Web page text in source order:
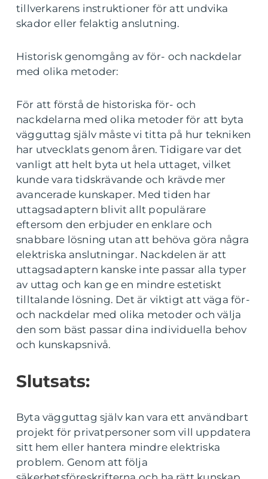
tillverkarens instruktioner för att undvika
skador eller felaktig anslutning.
Historisk genomgång av för- och nackdelar
med olika metoder:
För att förstå de historiska för- och
nackdelarna med olika metoder för att byta
vägguttag själv måste vi titta på hur tekniken
har utvecklats genom åren. Tidigare var det
vanligt att helt byta ut hela uttaget, vilket
kunde vara tidskrävande och krävde mer
avancerade kunskaper. Med tiden har
uttagsadaptern blivit allt populärare
eftersom den erbjuder en enklare och
snabbare lösning utan att behöva göra några
elektriska anslutningar. Nackdelen är att
uttagsadaptern kanske inte passar alla typer
av uttag och kan ge en mindre estetiskt
tilltalande lösning. Det är viktigt att väga för-
och nackdelar med olika metoder och välja
den som bäst passar dina individuella behov
och kunskapsnivå.
Slutsats:
Byta vägguttag själv kan vara ett användbart
projekt för privatpersoner som vill uppdatera
sitt hem eller hantera mindre elektriska
problem. Genom att följa